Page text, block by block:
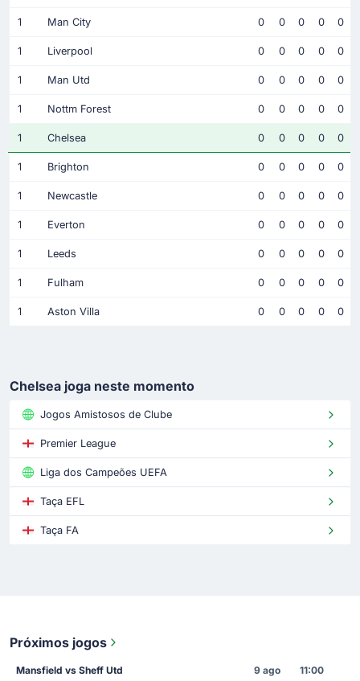
1 Man City 0 0 0 0 0
1 Liverpool 0 0 0 0 0
1 Man Utd 0 0 0 0 0
1 Nottm Forest 0 0 0 0 0
1 Chelsea 0 0 0 0 0
1 Brighton 0 0 0 0 0
1 Newcastle 0 0 0 0 0
1 Everton 0 0 0 0 0
1 Leeds 0 0 0 0 0
1 Fulham 0 0 0 0 0
1 Aston Villa 0 0 0 0 0
Chelsea joga neste momento
Jogos Amistosos de Clube
Premier League
Liga dos Campeões UEFA
Taça EFL
Taça FA
Próximos jogos
Mansfield vs Sheff Utd 9 ago 11:00